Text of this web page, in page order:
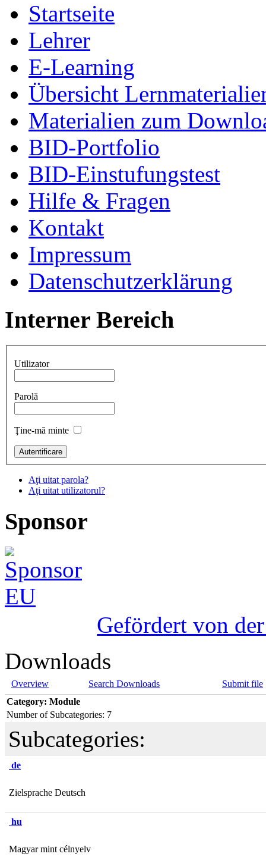
Startseite
Lehrer
E-Learning
Übersicht
Materialien zum
BID-Portfolio
BID-Einstufungstest
Hilfe & Fragen
Kontakt
Impressum
Datenschutzerklärung
Interner Bereich
Utilizator
Parolă
Ţine-mă minte
Aţi uitat parola?
Aţi uitat utilizatorul?
Sponsor
Gefördert von
Downloads
Overview Search Downloads
Submit file
Category: Module
Number of Subcategories: 7
Subcategories:
de
Zielsprache Deutsch
hu
Magyar mint célnyelv